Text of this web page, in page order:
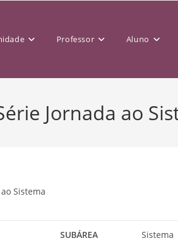
Professor Aluno
Jornada ao
Sistema
SUBÁREA Sistema